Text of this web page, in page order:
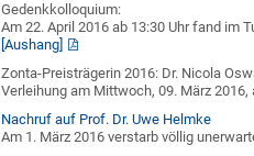
Gedenkkolloquium:
Am 22. April 2016 ab 13:30 Uhr fand im
[Aushang]
Zonta-Preisträgerin 2016: Dr. Nicola
Verleihung am Mittwoch, 09. März
Nachruf auf Prof. Dr. Uwe Helmke
Am 1. März 2016 verstarb völlig